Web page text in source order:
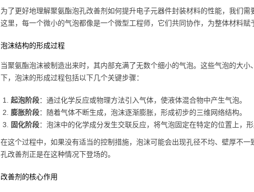
为了更好地理解聚氨酯泡孔改善剂如何提升电子元器件封装材料的性能，我们
这里，每一个微小的气泡都像是一个微型工程师，它们共同协作，为整体材料赋
泡沫结构的形成过程
当聚氨酯泡沫被制造出来时，其内部充满了无数个细小的气泡。这些气泡的大
下，泡沫的形成过程包括以下几个关键步骤：
起泡阶段：通过化学反应或物理方法引入气体，使液体混合物中产生气泡。
膨胀阶段：随着气体不断生成，泡沫逐渐膨胀，形成初步的三维网络结构。
固化阶段：泡沫中的化学成分发生交联反应，将气泡固定在特定的位置上，形
在这个过程中，如果没有适当的控制措施，泡沫可能会出现孔径不均、壁厚不
孔改善剂正是在这种情况下登场的。
改善剂的核心作用